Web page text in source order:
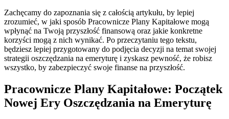
Zachęcamy do zapoznania się z całością artykułu, by lepiej
zrozumieć, w jaki sposób Pracownicze Plany Kapitałowe mogą
wpłynąć na Twoją przyszłość finansową oraz jakie konkretne
korzyści mogą z nich wynikać. Po przeczytaniu tego tekstu,
będziesz lepiej przygotowany do podjęcia decyzji na temat swojej
strategii oszczędzania na emeryturę i zyskasz pewność, że robisz
wszystko, by zabezpieczyć swoje finanse na przyszłość.
Pracownicze Plany Kapitałowe: Początek
Nowej Ery Oszczędzania na Emeryturę